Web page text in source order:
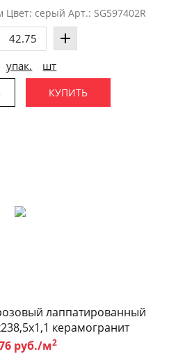
Цвет: серый Арт.: SG597402R
упак. шт
КУПИТЬ
лаппатированный
керамогранит
руб./м2